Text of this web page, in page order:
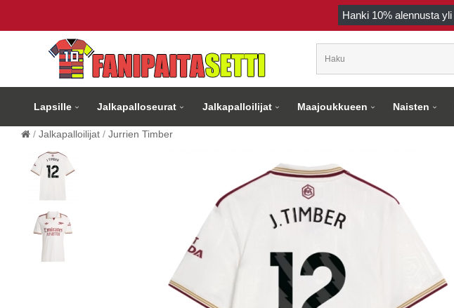
Hanki 10% alennusta yli
Lapsille Jalkapalloseurat Jalkapalloilijat Maajoukkueen Naisten
Jalkapalloilijat Jurrien Timber